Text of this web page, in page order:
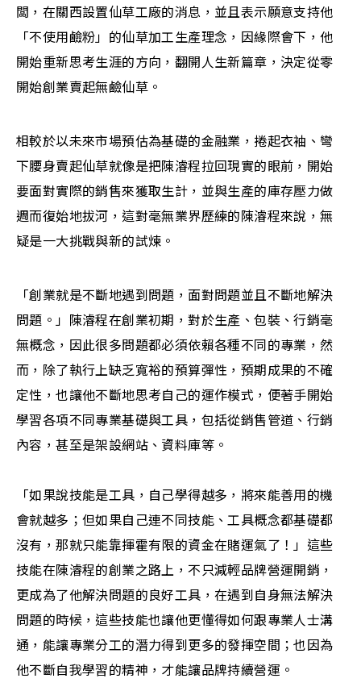
闆，在關西設置仙草工廠的消息，並且表示願意支持他
「不使用鹼粉」的仙草加工生產理念，因緣際會下，他
開始重新思考生涯的方向，翻開人生新篇章，決定從零
開始創業賣起無鹼仙草。
相較於以未來市場預估為基礎的金融業，捲起衣袖、彎
下腰身賣起仙草就像是把陳濬程拉回現實的眼前，開始
要面對實際的銷售來獲取生計，並與生產的庫存壓力做
週而復始地拔河，這對毫無業界歷練的陳濬程來說，無
疑是一大挑戰與新的試煉。
「創業就是不斷地遇到問題，面對問題並且不斷地解決
問題。」陳濬程在創業初期，對於生產、包裝、行銷毫
無概念，因此很多問題都必須依賴各種不同的專業，然
而，除了執行上缺乏寬裕的預算彈性，預期成果的不確
定性，也讓他不斷地思考自己的運作模式，便著手開始
學習各項不同專業基礎與工具，包括從銷售管道、行銷
內容，甚至是架設網站、資料庫等。
「如果說技能是工具，自己學得越多，將來能善用的機
會就越多；但如果自己連不同技能、工具概念都基礎都
沒有，那就只能靠揮霍有限的資金在賭運氣了！」這些
技能在陳濬程的創業之路上，不只減輕品牌營運開銷，
更成為了他解決問題的良好工具，在遇到自身無法解決
問題的時候，這些技能也讓他更懂得如何跟專業人士溝
通，能讓專業分工的潛力得到更多的發揮空間；也因為
他不斷自我學習的精神，才能讓品牌持續營運。